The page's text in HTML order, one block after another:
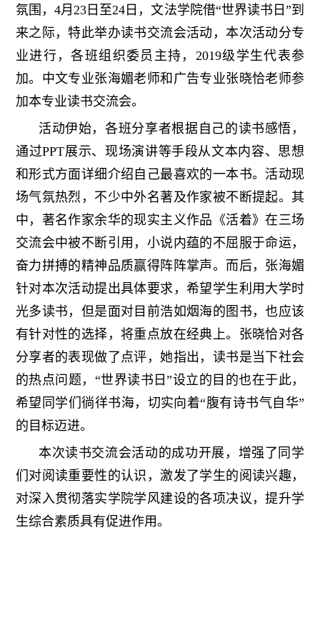
氛围，4月23日至24日，文法学院借“世界读书日”到
来之际，特此举办读书交流会活动，本次活动分专
业进行，各班组织委员主持，2019级学生代表参
加。中文专业张海媚老师和广告专业张晓恰老师参
加本专业读书交流会。
活动伊始，各班分享者根据自己的读书感悟，
通过PPT展示、现场演讲等手段从文本内容、思想
和形式方面详细介绍自己最喜欢的一本书。活动现
场气氛热烈，不少中外名著及作家被不断提起。其
中，著名作家余华的现实主义作品 《活着》在三场
交流会中被不断引用， 小说内蕴的不屈服于命运，
奋力拼搏的精神品质赢得阵阵掌声。 而后，张海媚
针对本次活动提出具体要求，希望学生利用大学时
光多读书，但是面对目前浩如烟海的图书，也应该
有针对性的选择，将重点放在经典上。张晓恰对各
分享者的表现做了点评，她指出，读书是当下社会
的热点问题， “世界读书日”设立的目的也在于此，
希望同学们徜徉书海，切实向着“腹有诗书气自华”
的目标迈进。
本次读书交流会活动的成功开展，增强了同学
们对阅读重要性的认识，激发了学生的阅读兴趣，
对深入贯彻落实学院学风建设的各项决议，提升学
生综合素质具有促进作用。